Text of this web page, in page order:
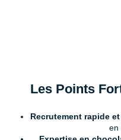
Les Points
Recrutement rapide
en